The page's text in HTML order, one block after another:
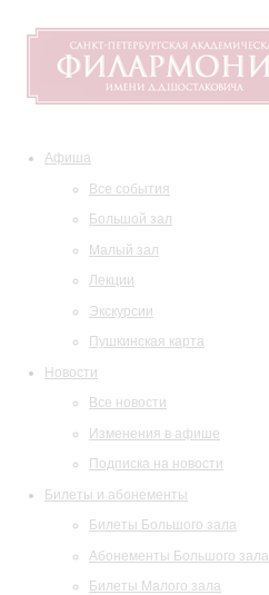
Афиша
Все события
Большой зал
Малый зал
Лекции
Экскурсии
Пушкинская карта
Новости
Все новости
Изменения в афише
Подписка на новости
Билеты и абонементы
Билеты Большого зала
Абонементы Большого зала
Билеты Малого зала